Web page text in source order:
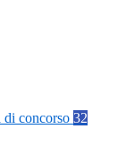
di concorso 32